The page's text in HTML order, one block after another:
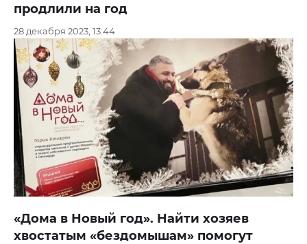
продлили на год
28 декабря 2023, 13:44
«Дома в Новый год». Найти хозяев
хвостатым «бездомышам» помогут